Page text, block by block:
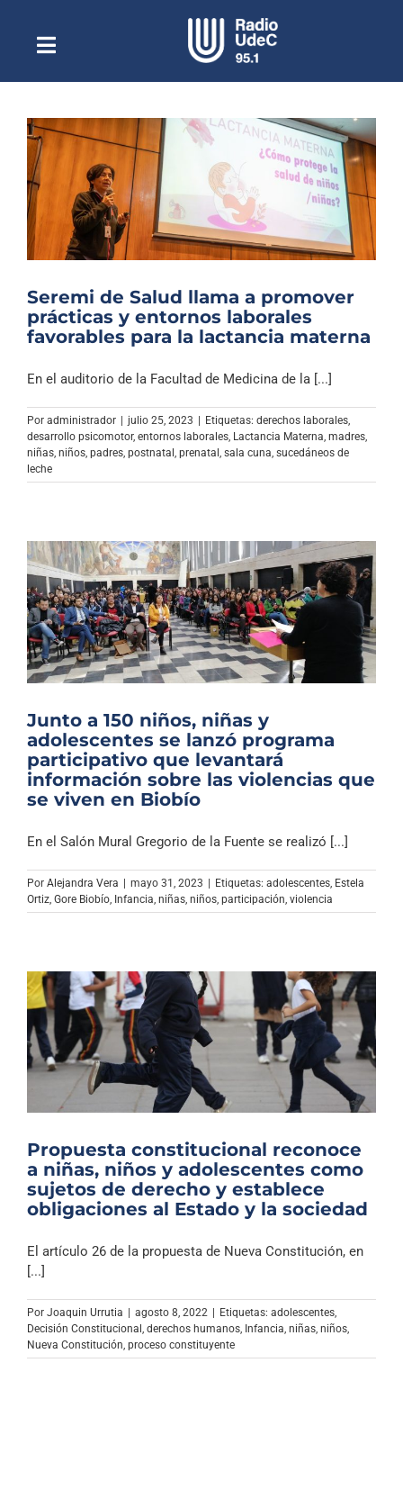
contenidoToggle
NavigationEscuchar Radio UdeC en vivo
Quiénes Somos
Programación
Podcast
Noticias
Columnas
Música Clásica
Especiales
Archivo Sonoro
Seremi de Salud llama a promover
prácticas y entornos laborales
favorables para la lactancia materna
En el auditorio de la Facultad de Medicina de la [...]
Por administrador | julio 25, 2023 | Etiquetas: derechos laborales
desarrollo psicomotor, entornos laborales Lactancia Materna madres
niñas niños padres postnatal prenatal sala cuna sucedáneos de
leche
Junto a 150 niños, niñas y
adolescentes se lanzó programa
participativo que levantará
información sobre las violencias que
se viven en Biobío
En el Salón Mural Gregorio de la Fuente se realizó [...]
Por Alejandra Vera | mayo 31, 2023 | Etiquetas: adolescentes Estela
Ortiz Gore Biobío Infancia niñas niños participación violencia
Propuesta constitucional reconoce
a niñas, niños y adolescentes como
sujetos de derecho y establece
obligaciones al Estado y la sociedad
El artículo 26 de la propuesta de Nueva Constitución, en
[...]
Por Joaquin Urrutia agosto 8, 2022 Etiquetas: adolescentes,
Decisión Constitucional , derechos humanos, Infancia, niñas, niños,
Nueva Constitución, proceso constituyente